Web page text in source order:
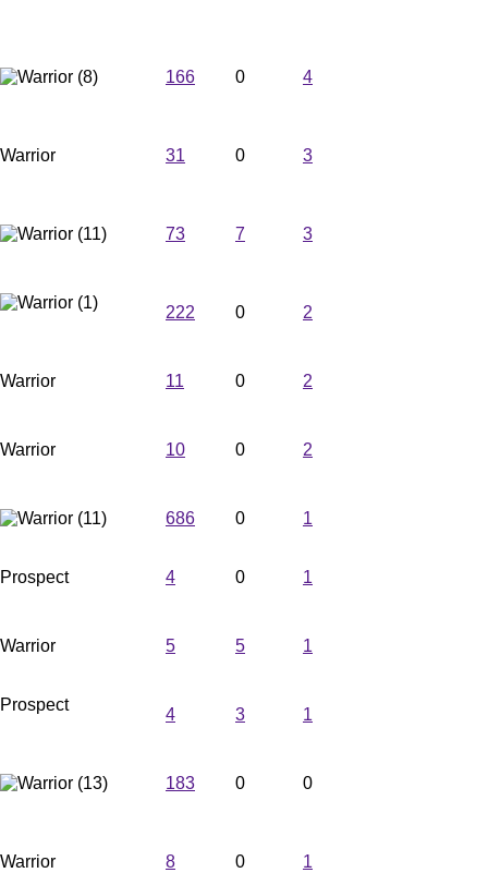
166 0 4
Warrior 31 0 3
73 7 3
222 0 2
Warrior 11 0 2
Warrior 10 0 2
686 0 1
Prospect 4 0 1
Warrior 5 5 1
Prospect
4 3 1
183 0 0
Warrior 8 0 1